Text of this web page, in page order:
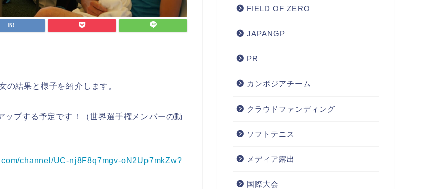
結果と様子を紹介します。
プする予定です！（世界選手権メンバーの動
channel/UC-nj8F8q7mgv-oN2Up7mkZw?
FIELD OF ZERO
JAPANGP
PR
カンボジアチーム
クラウドファンディング
ソフトテニス
メディア露出
国際大会